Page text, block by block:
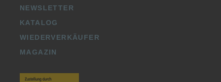
NEWSLETTER
KATALOG
WIEDERVERKÄUFER
MAGAZIN